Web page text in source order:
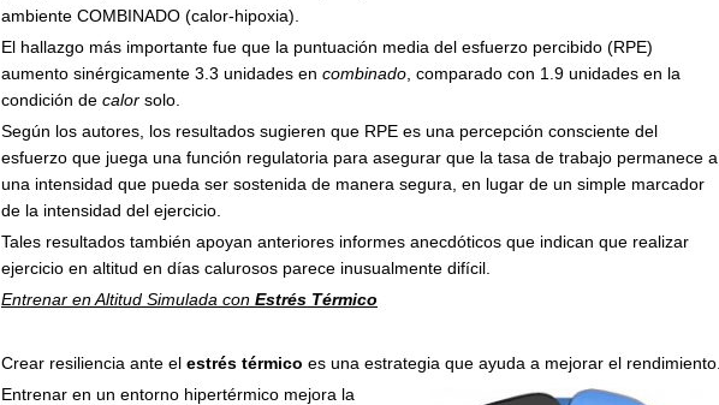
ambiente COMBINADO (calor-hipoxia).
El hallazgo más importante fue que la puntuación media del esfuerzo percibido (RPE)
aumento sinérgicamente 3.3 unidades en combinado , comparado con 1.9 unidades en la
condición de calor solo.
Según los autores, los resultados sugieren que RPE es una percepción consciente del
esfuerzo que juega una función regulatoria para asegurar que la tasa de trabajo permanece a
una intensidad que pueda ser sostenida de manera segura, en lugar de un simple marcador
de la intensidad del ejercicio.
Tales resultados también apoyan anteriores informes anecdóticos que indican que realizar
ejercicio en altitud en días calurosos parece inusualmente difícil.
Entrenar en Altitud Simulada con Estrés Térmico
Crear resiliencia ante el estrés térmico es una estrategia que ayuda a mejorar el rendimiento.
Entrenar en un entorno hipertérmico mejora la